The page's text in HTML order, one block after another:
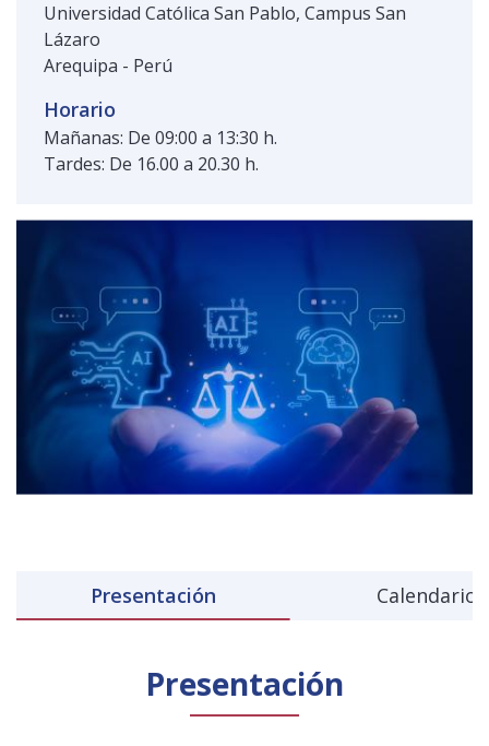
Universidad Católica San Pablo, Campus San
Lázaro
Arequipa - Perú
Horario
Mañanas: De 09:00 a 13:30 h.
Tardes: De 16.00 a 20.30 h.
Presentación Calendario
Presentación